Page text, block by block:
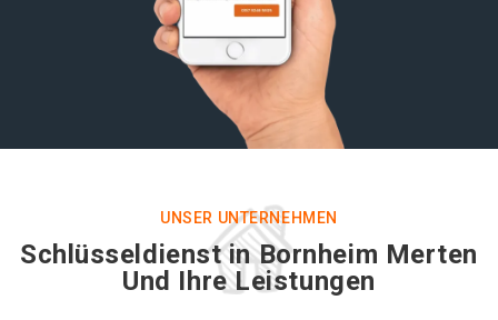
UNSER UNTERNEHMEN
Schlüsseldienst in Bornheim Merten
Und Ihre Leistungen